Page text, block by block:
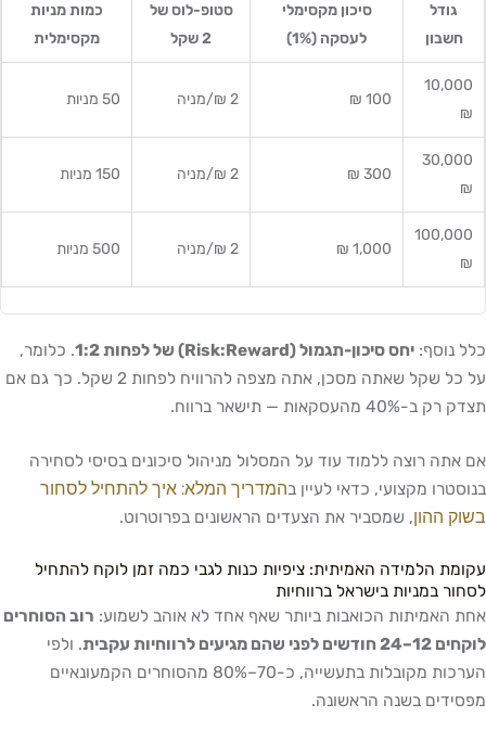
גודל
חשבון
סיכון מקסימלי
לעסקה (1%)
סטופ-לוס של
2 שקל
כמות מניות
מקסימלית
10,000
₪
100 ₪ 2 ₪/מניה 50 מניות
30,000
₪
300 ₪ 2 ₪/מניה 150 מניות
100,000
₪
1,000 ₪ 2 ₪/מניה 500 מניות
כלל נוסף: יחס סיכון-תגמול (Risk:Reward) של לפחות 1:2
. כלומר,
על כל שקל שאתה מסכן, אתה מצפה להרוויח לפחות 2 שקל. כך גם אם
תצדק רק ב-40% מהעסקאות — תישאר ברווח.
אם אתה רוצה ללמוד עוד על המסלול מניהול סיכונים בסיסי לסחירה
בנוסטרו מקצועי, כדאי לעיין בהמדריך המלא: איך להתחיל לסחור
בשוק ההון, שמסביר את הצעדים הראשונים בפרוטרוט.
עקומת הלמידה האמיתית: ציפיות כנות לגבי כמה זמן לוקח להתחיל
לסחור במניות בישראל ברווחיות
אחת האמיתות הכואבות ביותר שאף אחד לא אוהב לשמוע: רוב הסוחרים
לוקחים 12–24 חודשים לפני שהם מגיעים לרווחיות עקבית
. ולפי
הערכות מקובלות בתעשייה, כ-70–80% מהסוחרים הקמעונאיים
מפסידים בשנה הראשונה.